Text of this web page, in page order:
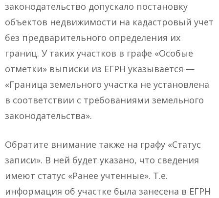
законодательство допускало постановку
объектов недвижимости на кадастровый учет
без предварительного определения их
границ. У таких участков в графе «Особые
отметки» выписки из ЕГРН указывается —
«Граница земельного участка не установлена
в соответствии с требованиями земельного
законодательства».
Обратите внимание также на графу «Статус
записи». В ней будет указано, что сведения
имеют статус «Ранее учтенные». Т.е.
информация об участке была занесена в ЕГРН